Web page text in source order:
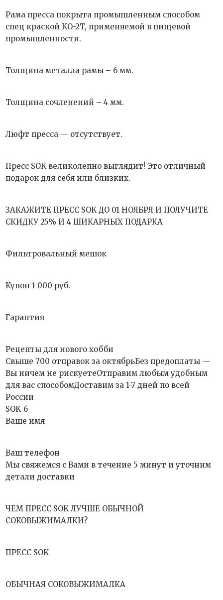
Рама пресса покрыта промышленным способом
спец краской KO-2T, применяемой в пищевой
промышленности.
Толщина металла рамы – 6 мм.
Толщина сочленений – 4 мм.
Люфт пресса — отсутствует.
Пресс SOK великолепно выглядит! Это отличный
подарок для себя или близких.
ЗАКАЖИТЕ ПРЕСС SOK ДО 01 НОЯБРЯ И ПОЛУЧИТЕ
СКИДКУ 25% И 4 ШИКАРНЫХ ПОДАРКА
Фильтровальный мешок
Купон 1 000 руб.
Гарантия
Рецепты для нового хобби
Свыше 700 отправок за октябрьБез предоплаты —
Вы ничем не рискуетеОтправим любым удобным
для вас способомДоставим за 1-7 дней по всей
России
SOK-6
Ваше имя
Ваш телефон
Мы свяжемся с Вами в течение 5 минут и уточним
детали доставки
ЧЕМ ПРЕСС SOK ЛУЧШЕ ОБЫЧНОЙ
СОКОВЫЖИМАЛКИ?
ПРЕСС SOK
ОБЫЧНАЯ СОКОВЫЖИМАЛКА